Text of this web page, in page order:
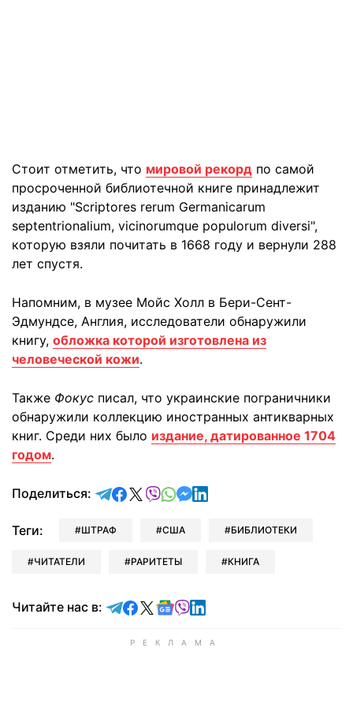
Стоит отметить, что мировой рекорд по самой
просроченной библиотечной книге принадлежит
изданию "Scriptores rerum Germanicarum
septentrionalium, vicinorumque populorum diversi",
которую взяли почитать в 1668 году и вернули 288
лет спустя.
Напомним, в музее Мойс Холл в Бери-Сент-
Эдмундсе, Англия, исследователи обнаружили
книгу, обложка которой изготовлена из
человеческой кожи.
Также Фокус писал, что украинские пограничники
обнаружили коллекцию иностранных антикварных
книг. Среди них было издание, датированное 1704
годом.
Поделиться: отправить в Telegram
поделиться в Facebook
поделиться в X
отправить в Viber
отправить в Whatsapp
отправить в Messenger
отправить в LinkedIn
Теги: ШТРАФ США БИБЛИОТЕКИ
ЧИТАТЕЛИ РАРИТЕТЫ КНИГА
Читайте нас в: Читайте в Telegram
Читайте в Facebook
Читайте в X
Читайте в Google news
Читайте в Viber
Читайте в LinkedIn